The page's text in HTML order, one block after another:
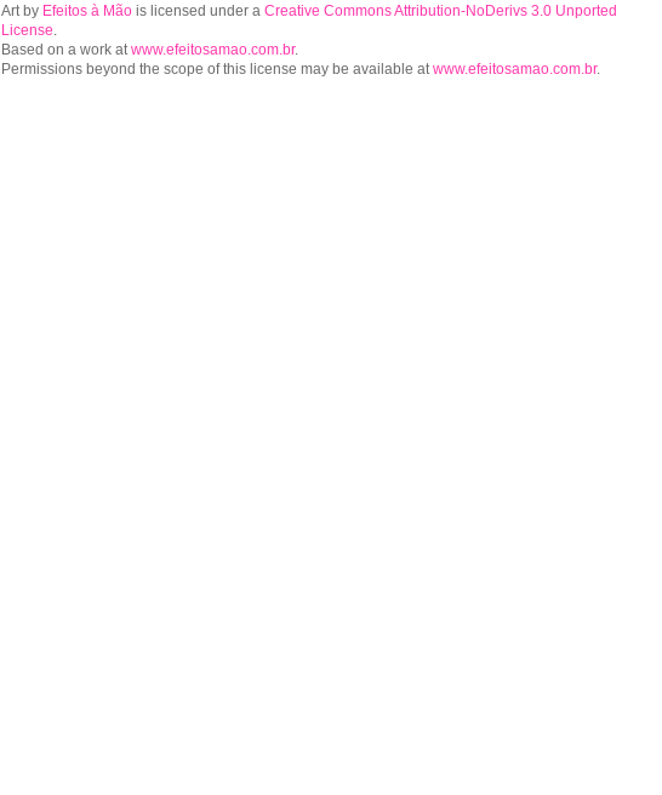
Art by Efeitos à Mão is licensed under a Creative Commons Attribution-NoDerivs 3.0 Unported
License
Based on a work at www.efeitosamao.com.br.
Permissions beyond the scope of this license may be available at www.efeitosamao.com.br.